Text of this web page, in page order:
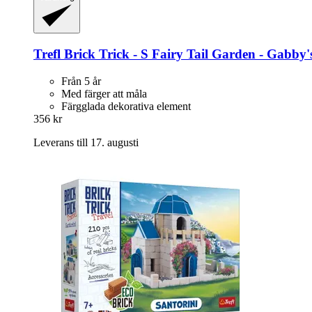
Trefl Brick Trick -​ S Fairy Tail Garden -​
Från 5 år
Med färger att måla
Färgglada dekorativa element
356 kr
Leverans till 17. augusti